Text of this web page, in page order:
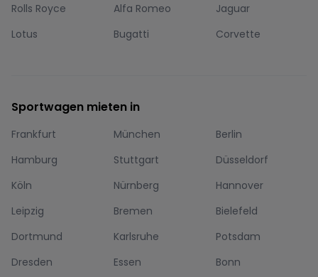
Rolls Royce
Alfa Romeo
Jaguar
Lotus
Bugatti Corvette
Sportwagen mieten in
Frankfurt München
Berlin
Hamburg
Stuttgart
Düsseldorf
Köln
Nürnberg
Hannover
Leipzig
Bremen
Bielefeld
Dortmund
Karlsruhe
Potsdam
Dresden
Essen Bonn